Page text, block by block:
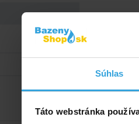
Súhlas
Táto webstránka